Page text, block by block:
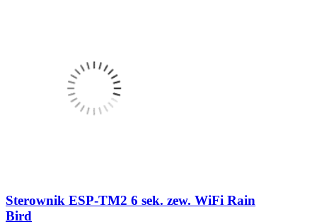
Sterownik ESP-TM2 6 sek. zew. WiFi Rain
Bird